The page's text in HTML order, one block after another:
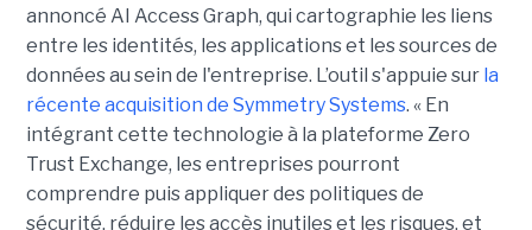
annoncé AI Access Graph, qui cartographie les liens
entre les identités, les applications et les sources de
données au sein de l'entreprise. L’outil s'appuie sur la
récente acquisition de Symmetry Systems. « En
intégrant cette technologie à la plateforme Zero
Trust Exchange, les entreprises pourront
comprendre puis appliquer des politiques de
sécurité, réduire les accès inutiles et les risques, et